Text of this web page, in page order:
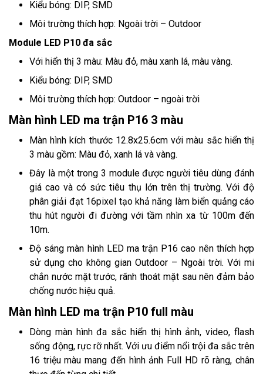
Kiểu bóng: DIP, SMD
Môi trường thích hợp: Ngoài trời – Outdoor
Module LED P10 đa sắc
Với hiển thị 3 màu: Màu đỏ, màu xanh lá, màu vàng.
Kiểu bóng: DIP, SMD
Môi trường thích hợp: Outdoor – ngoài trời
Màn hình LED ma trận P16 3 màu
Màn hình kích thước 12.8x25.6cm với màu sắc hiển thị
3 màu gồm: Màu đỏ, xanh lá và vàng.
Đây là một trong 3 module được người tiêu dùng đánh
giá cao và có sức tiêu thụ lớn trên thị trường. Với độ
phân giải đạt 16pixel tạo khả năng làm biển quảng cáo
thu hút người đi đường với tầm nhìn xa từ 100m đến
10m.
Độ sáng màn hình LED ma trận P16 cao nên thích hợp
sử dụng cho không gian Outdoor – Ngoài trời. Với mi
chắn nước mặt trước, rãnh thoát mặt sau nên đảm bảo
chống nước hiệu quả.
Màn hình LED ma trận P10 full màu
Dòng màn hình đa sắc hiển thị hình ảnh, video, flash
sống động, rực rỡ nhất. Với ưu điểm nổi trội đa sắc trên
16 triệu màu mang đến hình ảnh Full HD rõ ràng, chân